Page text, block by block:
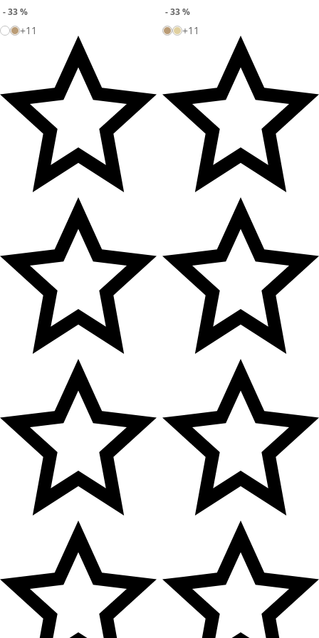
- 33 %
+11
- 33 %
+11